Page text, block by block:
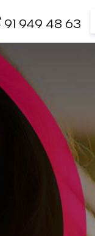
91 949 48 63